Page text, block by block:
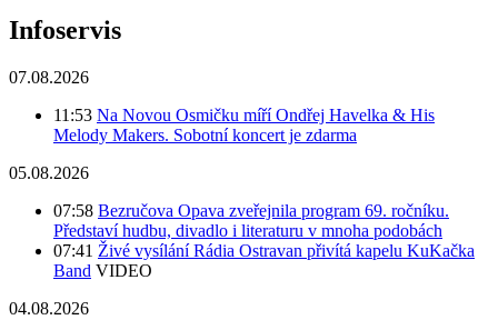
Infoservis
07.08.2026
11:53 Na Novou Osmičku míří Ondřej Havelka & His
Melody Makers. Sobotní koncert je zdarma
05.08.2026
07:58 Bezručova Opava zveřejnila program 69. ročníku.
Představí hudbu, divadlo i literaturu v mnoha podobách
07:41 Živé vysílání Rádia Ostravan přivítá kapelu KuKačka
Band VIDEO
04.08.2026